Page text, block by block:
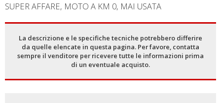
SUPER AFFARE, MOTO A KM 0, MAI USATA
La descrizione e le specifiche tecniche potrebbero differire
da quelle elencate in questa pagina. Per favore, contatta
sempre il venditore per ricevere tutte le informazioni prima
di un eventuale acquisto.